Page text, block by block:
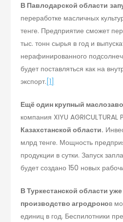
В Павлодарской области
переработке масличных
тенге. Предприятие сможет
тыс. тонн сырья в год и
нерафинированного
будет поставляться как на
экспорт. [1]
Ещё один крупный
компания XIYU AGRICULTURAL
Казахстанской области.
млрд тенге. Мощность
продукции в сутки. Запуск
будет создано 150 новых
В Туркестанской области
производство агродронов
единиц в год. Беспилотники